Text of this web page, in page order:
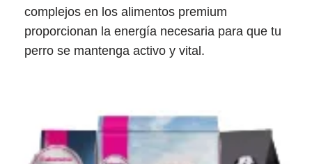
complejos en los alimentos premium
proporcionan la energía necesaria para que tu
perro se mantenga activo y vital.